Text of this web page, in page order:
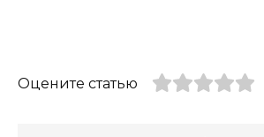
Оцените статью